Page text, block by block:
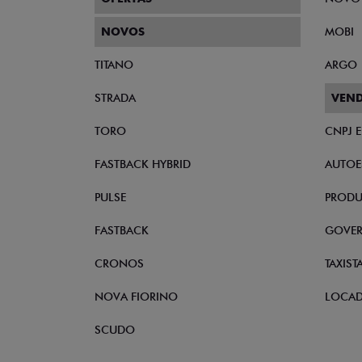
NOVOS
TITANO
STRADA
TORO
FASTBACK HYBRID
PULSE
FASTBACK
CRONOS
NOVA FIORINO
SCUDO
MOBI
ARGO
CNPJ